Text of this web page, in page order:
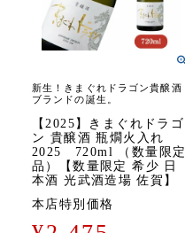
新生！きまぐれドラゴン貴醸酒
ブランドの誕生。
【2025】きまぐれドラゴ
ン 貴醸酒 瓶燗火入れ
2025 720ml （数量限定
品）【数量限定 希少 日
本酒 光武酒造場 佐賀】
本店特別価格